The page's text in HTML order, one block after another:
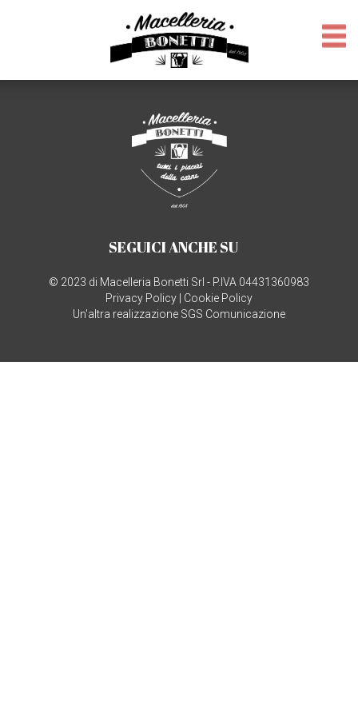
SEGUICI ANCHE SU
© 2023 di Macelleria Bonetti Srl - P.IVA 04431360983
Privacy Policy
Cookie Policy
Un'altra realizzazione SGS Comunicazione